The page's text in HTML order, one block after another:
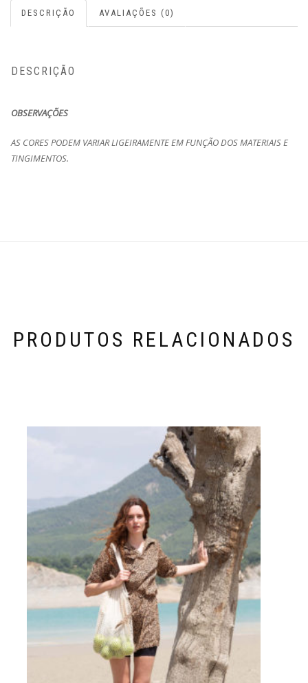
DESCRIÇÃO AVALIAÇÕES (0)
DESCRIÇÃO
OBSERVAÇÕES
AS CORES PODEM VARIAR LIGEIRAMENTE EM FUNÇÃO DOS MATERIAIS E
TINGIMENTOS.
PRODUTOS RELACIONADOS